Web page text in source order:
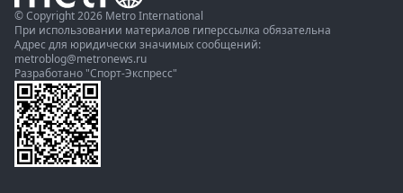
© Copyright 2026 Metro International
При использовании материалов гиперссылка обязательна
Адрес для юридически значимых сообщений:
metroblog@metronews.ru
Разработано "Спорт-Экспресс"